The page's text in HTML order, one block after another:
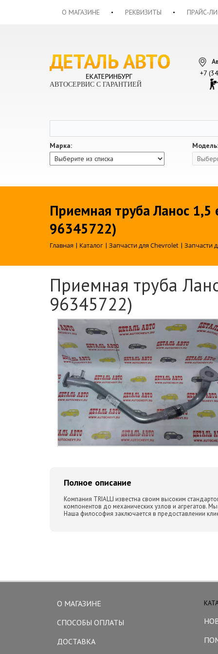
О МАГАЗИНЕ РЕКВИЗИТЫ ПРАЙС-
АВТОСЕРВИС С ГАРАНТИЕЙ
+7
Марка: Модель:
Приемная труба Ланос 1,5
96345722)
Главная | Каталог | Запчасти для Chevrolet | Запчасти
Приемная труба
96345722)
Полное описание
Компания TRIALLI известна своим высоким
компонентов до механических узлов и агрегатов.
Наша философия заключается в предоставлении
О МАГАЗИНЕ
СПОСОБЫ ОПЛАТЫ
ДОСТАВКА